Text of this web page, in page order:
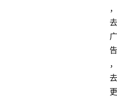
，
去
广
告
，
去
更